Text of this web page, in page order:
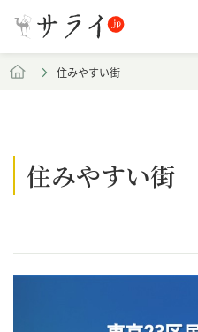
住みやすい街
住みやすい街